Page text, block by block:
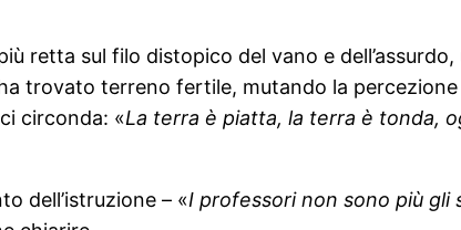
retta sul filo distopico del vano e
trovato terreno fertile, mutando la
circonda: «La terra è piatta, la terra è tonda,
dell’istruzione – «I professori non sono più gli